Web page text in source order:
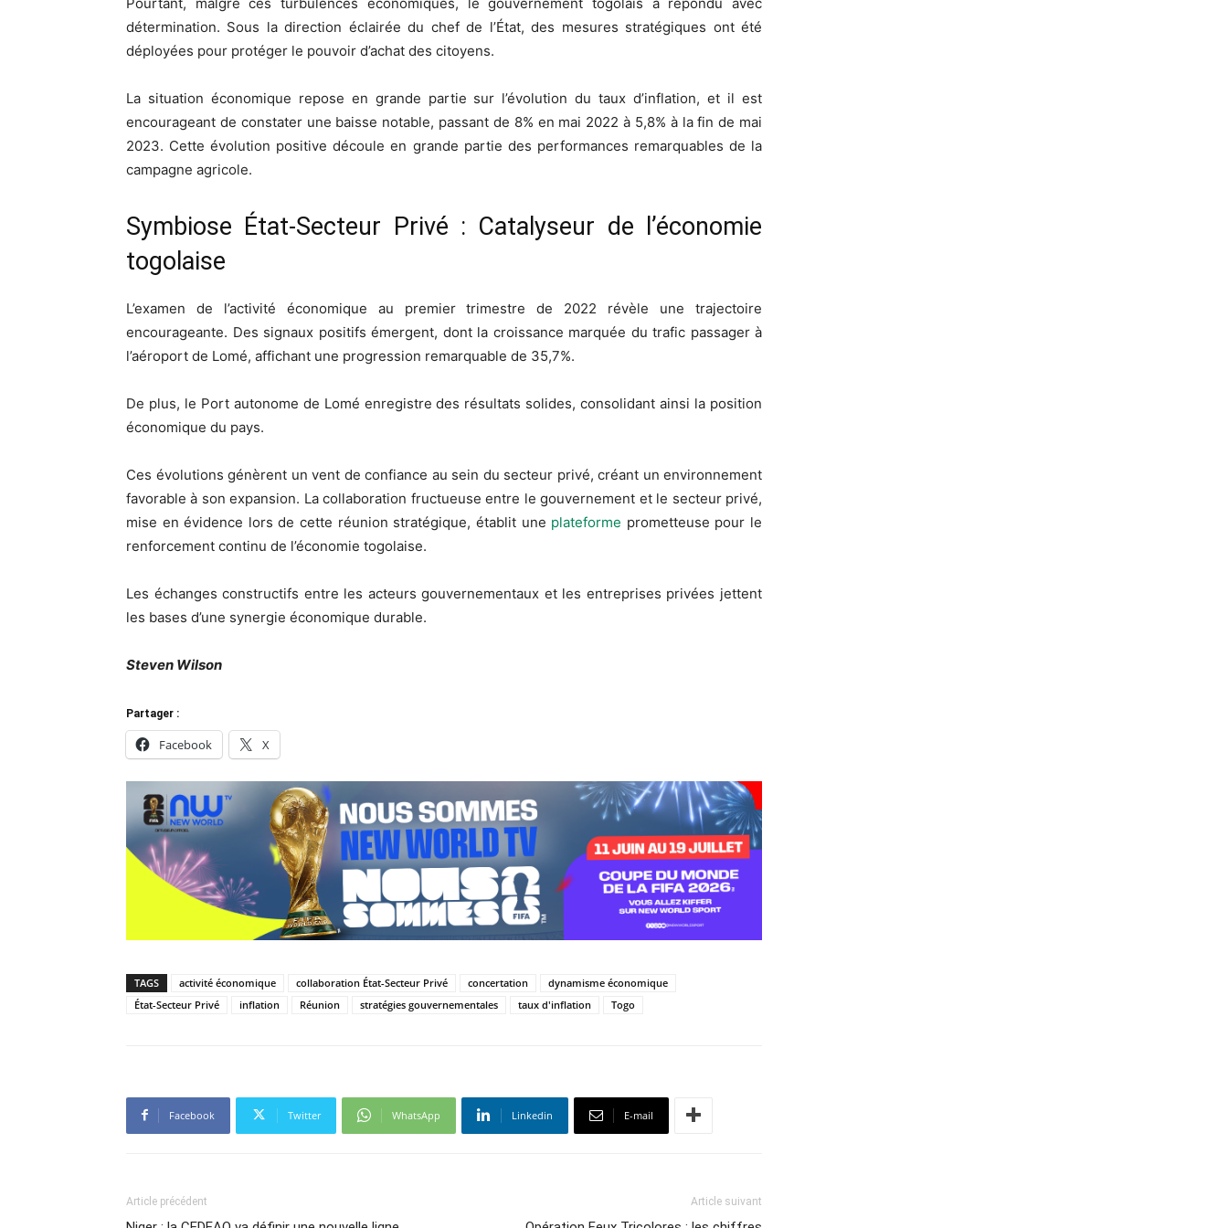
détermination. Sous la direction éclairée du chef de l’État, des mesures stratégiques ont été
déployées pour protéger le pouvoir d’achat des citoyens.
La situation économique repose en grande partie sur l’évolution du taux d’inflation, et il est
encourageant de constater une baisse notable, passant de 8% en mai 2022 à 5,8% à la fin de mai
2023. Cette évolution positive découle en grande partie des performances remarquables de la
campagne agricole.
Symbiose État-Secteur Privé : Catalyseur de l’économie
togolaise
L’examen de l’activité économique au premier trimestre de 2022 révèle une trajectoire
encourageante. Des signaux positifs émergent, dont la croissance marquée du trafic passager à
l’aéroport de Lomé, affichant une progression remarquable de 35,7%.
De plus, le Port autonome de Lomé enregistre des résultats solides, consolidant ainsi la position
économique du pays.
Ces évolutions génèrent un vent de confiance au sein du secteur privé, créant un environnement
favorable à son expansion. La collaboration fructueuse entre le gouvernement et le secteur privé,
mise en évidence lors de cette réunion stratégique, établit une plateforme prometteuse pour le
renforcement continu de l’économie togolaise.
Les échanges constructifs entre les acteurs gouvernementaux et les entreprises privées jettent
les bases d’une synergie économique durable.
Steven Wilson
Partager :
Facebook X
TAGS activité économique collaboration État-Secteur Privé concertation
dynamisme économique
État-Secteur Privé
inflation Réunion stratégies gouvernementales taux d'inflation Togo
Facebook Twitter WhatsApp Linkedin E-mail
Article précédent Article suivant